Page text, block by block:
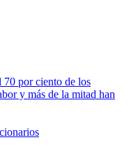
70 por ciento de los
y más de la mitad han